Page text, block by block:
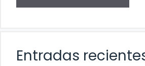
Entradas